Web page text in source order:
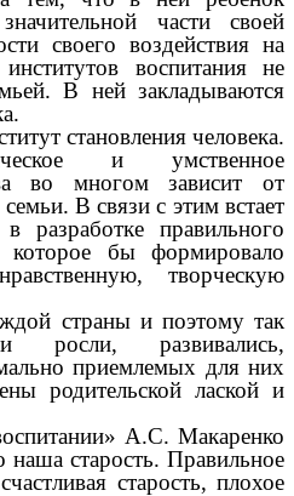
части своей
своего воздействия на
воспитания не
В ней закладываются
становления человека.
и умственное
во многом зависит от
В связи с этим встает
разработке правильного
которое бы формировало
творческую
страны и поэтому так
развивались,
приемлемых для них
родительской лаской и
А.С. Макаренко
старость. Правильное
старость, плохое